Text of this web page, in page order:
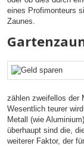
eines Profimonteurs
Zaunes.
zählen zweifellos der
Wesentlich teurer
Metall (wie
überhaupt sind die,
weiterer Faktor, der